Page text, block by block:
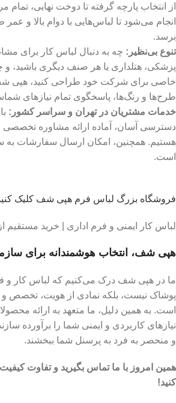
از انتخاب پارچه گرفته تا دوخت نهایی، تمام
انجام می‌شود تا لباس‌هایی با دوام بالا و
برسد.
تنوع بی‌نظیر: چه به دنبال لباس کار برای
پزشکی، هتلداری یا هر صنف دیگری باشید، و
خاصی برای شرکت خود طراحی کنید، هپی
طرح‌ها و رنگ‌ها، پاسخگوی تمام نیازهای
خدمات مشتریان در تهران و سراسر کشور:
دسترسی آسان، آماده ارائه مشاوره تخصصی
هستیم. همچنین، امکان ارسال سفارشات به
است.
فروشگاه بزرگ لباس فرم هپی شف کلیک
لباس کار ایمنی و فرم اداری | خرید مستقیم از
هپی شف، انتخاب هوشمندانه برای
ما در هپی شف درک می‌کنیم که لباس کار و
پوشاک نیست، بلکه نمادی از هویت، تخصص
است. به همین دلیل، ما متعهد به ارائه
نیازهای کاربردی و ایمنی شما را برآورده
و منحصر به فرد به پرسنل شما ببخشند.
همین امروز با ما تماس بگیرید و تفاوت
کنید!